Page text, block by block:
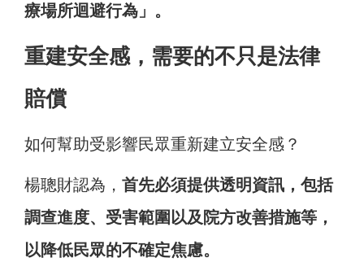
療場所迴避行為」。
重建安全感，需要的不只是法律
賠償
如何幫助受影響民眾重新建立安全感？
楊聰財認為， 首先必須提供透明資訊，包括
調查進度、受害範圍以及院方改善措施等，
以降低民眾的不確定焦慮。